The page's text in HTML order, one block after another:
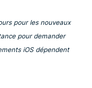
pour les nouveaux
pour demander
iOS dépendent